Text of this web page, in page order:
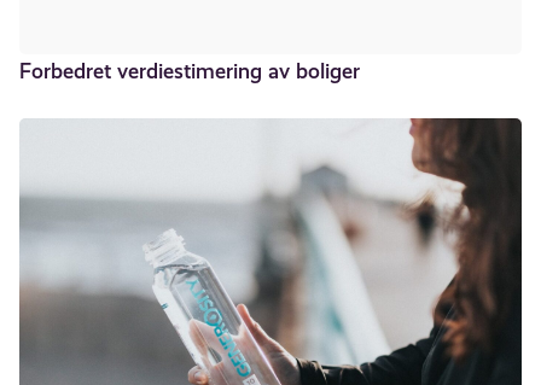
Forbedret verdiestimering av boliger